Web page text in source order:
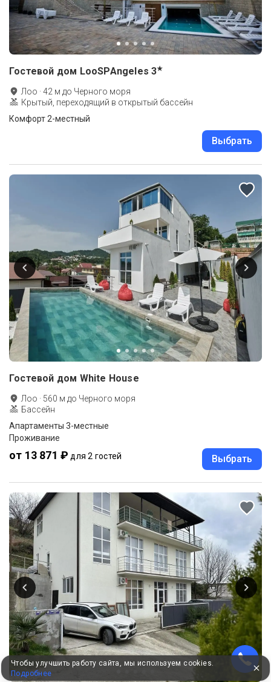
Гостевой дом LooSPAngeles 3★
Лоо ·42 м до Черного моря
Крытый, переходящий в открытый бассейн
Комфорт 2-местный
Выбрать
Гостевой дом White House
Лоо · 560 м до Черного моря
Бассейн
Апартаменты 3-местные
Проживание
от 13 871 ₽ для 2 гостей Выбрать
Чтобы улучшить работу сайта, мы используем cookies.
Подробнее